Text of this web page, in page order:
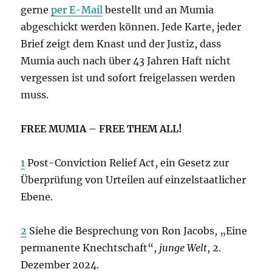
gerneper E-Mail bestellt und an Mumia
abgeschickt werden können. Jede Karte, jeder
Brief zeigt dem Knast und der Justiz, dass
Mumia auch nach über 43 Jahren Haft nicht
vergessen ist und sofort freigelassen werden
muss.
FREE MUMIA – FREE THEM ALL!
1 Post-Conviction Relief Act, ein Gesetz zur
Überprüfung von Urteilen auf einzelstaatlicher
Ebene.
2 Siehe die Besprechung von Ron Jacobs, „Eine
permanente Knechtschaft“, junge Welt, 2.
Dezember 2024.